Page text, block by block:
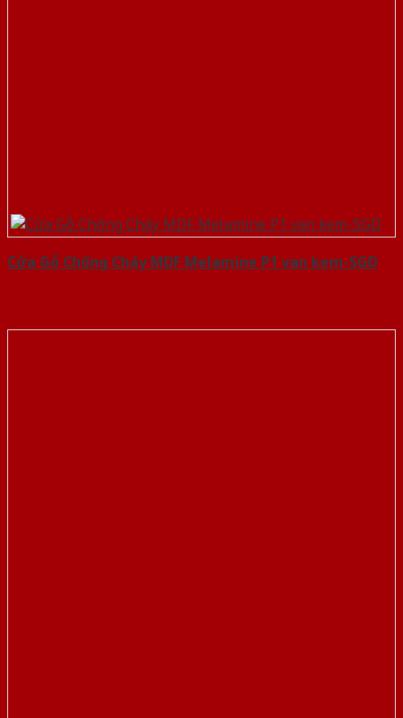
Cửa Gỗ Chống Cháy MDF Melamine P1 van kem-SGD